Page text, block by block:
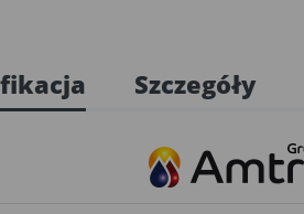
Szczegóły